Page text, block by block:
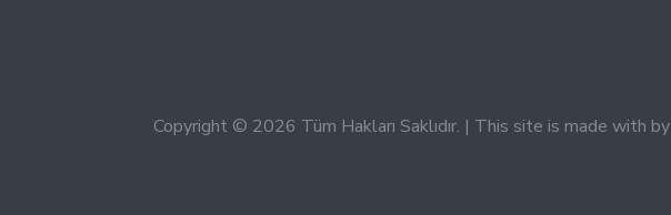
Copyright © 2026 Tüm Hakları Saklıdır. | This site is made with by